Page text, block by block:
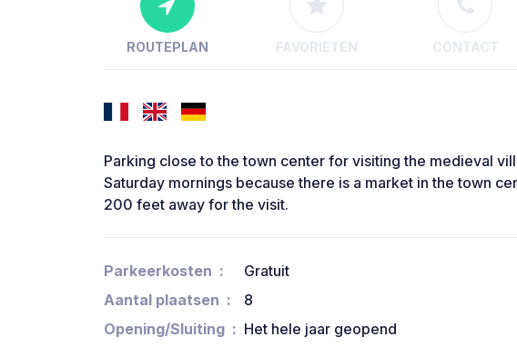
ROUTEPLAN FAVORIETEN CONTACT
Parking close to the town center for visiting the medieval
Saturday mornings because there is a market in the town
200 feet away for the visit.
Parkeerkosten
Gratuit
Aantal plaatsen
8
Opening/Sluiting
Het hele jaar geopend